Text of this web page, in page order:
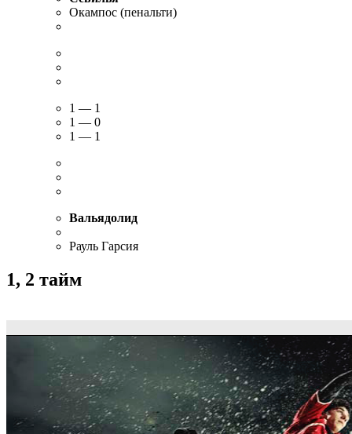
Окампос (пенальти)
1 — 1
1 — 0
1 — 1
Вальядолид
Рауль Гарсия
1, 2 тайм